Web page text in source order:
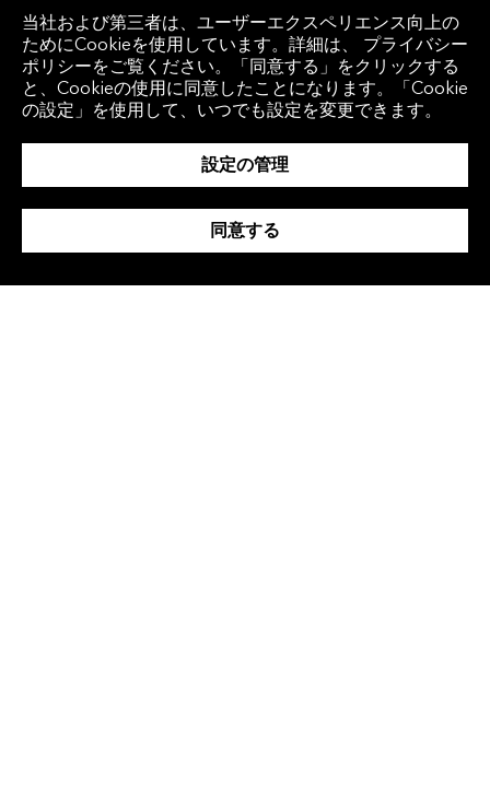
＊本プレスリリースはBloombergが2024年3
月5日(現地時間)に英語で発表を行ったプレス
リリースを日本語に翻訳・再編集したもので
す。オリジナルのプレスリリースの正式言語
は英語であり、この内容および解釈について
は下記の英語版が優先となります。英文オリ
ジナルにつきましてはこちらのサイトをご参
当社および第三者は、ユーザーエクスペリエンス向上の
ためにCookieを使用しています。詳細は、 プライバシー
ポリシーをご覧ください。「同意する」をクリックする
と、Cookieの使用に同意したことになります。「Cookie
の設定」を使用して、いつでも設定を変更できます。
設定の管理
同意する